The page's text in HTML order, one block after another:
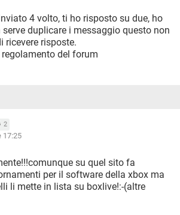
4 volto, ti ho risposto su due, ho
duplicare i messaggio questo non
ricevere risposte.
del forum
2
17:25
su quel sito fa
per il software della xbox ma
li mette in lista su boxlive!:-(altre